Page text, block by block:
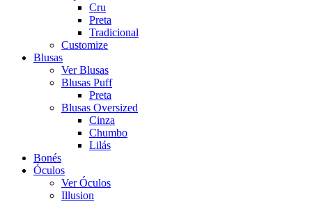
Cru
Preta
Tradicional
Customize
Blusas
Ver Blusas
Blusas Puff
Preta
Blusas Oversized
Cinza
Chumbo
Lilás
Bonés
Óculos
Ver Óculos
Illusion